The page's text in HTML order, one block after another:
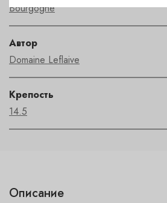
Bourgogne
Автор
Domaine Leflaive
Крепость
14.5
Описание